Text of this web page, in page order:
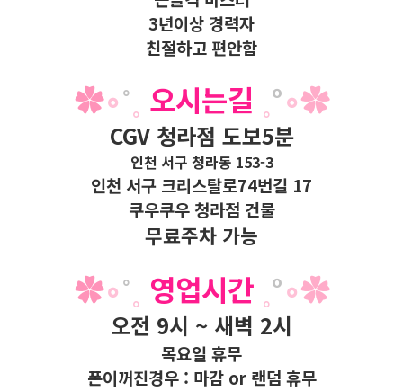
3년이상 경력자
친절하고 편안함
✿∘˚ 오시는길 °∘✿
CGV 청라점 도보5분
인천 서구 청라동 153-3
인천 서구 크리스탈로74번길 17
쿠우쿠우 청라점 건물
무료주차 가능
✿∘˚ 영업시간 °∘✿
오전 9시 ~ 새벽 2시
목요일 휴무
폰이꺼진경우 : 마감 or 랜덤 휴무